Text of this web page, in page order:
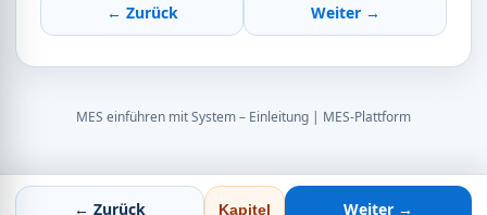
← Zurück Weiter →
MES einführen mit System – Einleitung | MES-Plattform
← Zurück Kapitel Weiter →